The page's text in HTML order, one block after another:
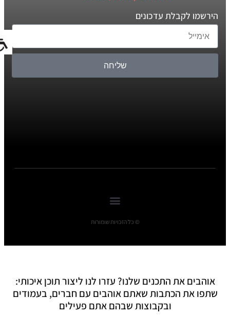
הירשמו לקבלת עדכונים
שליחה
© כל הזכויות שומורות
אוהבים את התכנים שלנו? עזרו לנו ליצור תוכן איכותי:
שתפו את הכתבות שאתם אוהבים עם חברים, בעמודים
ובקבוצות שבהם אתם פעילים